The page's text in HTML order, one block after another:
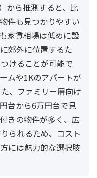
から推測すると、比
件も見つかりやすい
家賃相場は低めに設
郊外に位置するた
けることが可能で
ムや1Kのアパートが
、ファミリー層向け
台から6万円台で見
きの物件が多く、広
られるため、コスト
には魅力的な選択肢